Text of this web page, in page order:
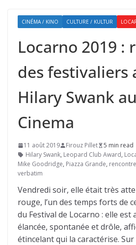
CINÉMA / KINO CULTURE / KULTUR
Locarno 2019 :
des festivaliers
Hilary Swank
Cinema
11 août 2019 Firouz Pillet
5 min read
Hilary Swank, Leopard Club Award,
Mike Goodridge, Piazza Grande, rencontre
verbatim
Vendredi soir, elle était très
rouge, l’un des temps forts de
du Festival de Locarno : elle est
élancée, spontanée et drôle,
étincelant qui la caractérise. Sur